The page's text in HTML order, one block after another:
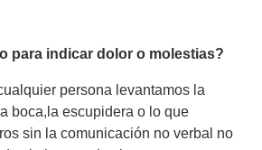
para indicar dolor o molestias?
persona levantamos la
boca,la escupidera o lo que
sin la comunicación no verbal no